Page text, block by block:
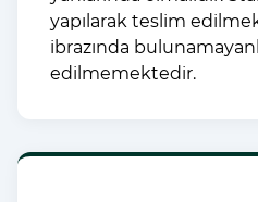
yapılarak teslim
ibrazında
edilmemektedir.